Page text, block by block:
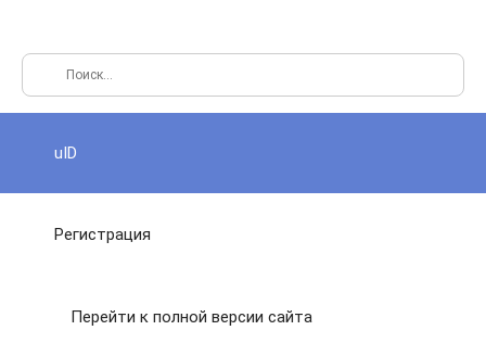
uID
Регистрация
Перейти к полной версии сайта